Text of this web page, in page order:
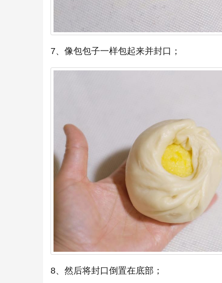
7、像包包子一样包起来并封口；
8、然后将封口倒置在底部；